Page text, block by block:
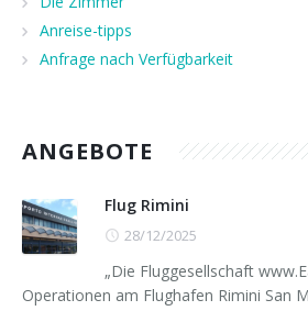
Sport und Freizeit
Unser Gaestebuch
Anreise-tipps
Anfrage nach Verfügbarkeit
ANGEBOTE
Flug Rimini
28/12/2025
„Die Fluggesellschaft
Operationen am Flughafen Rimini San